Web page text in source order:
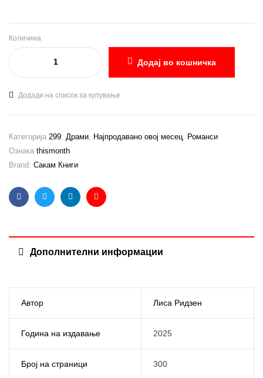
Количина
Додај во кошничка
Додади на список за купување
Категорија 299 Драми Најпродавано овој месец
Романси
Ознака thismonth
Brand: Сакам Книги
FacebookTwitterLinkedinEmail
Дополнителни информации
Автор Лиса Ридзен
Година на издавање 2025
Број на страници 300